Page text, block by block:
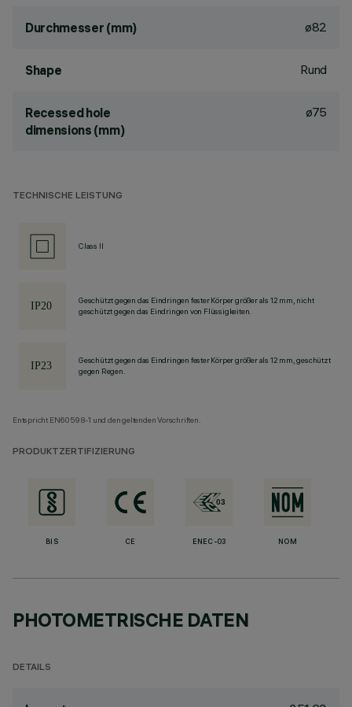
Durchmesser (mm) ø82
Shape Rund
Recessed hole
dimensions (mm)
ø75
TECHNISCHE LEISTUNG
Class II
Geschützt gegen das Eindringen fester Körper größer als 12 mm, nicht
geschützt gegen das Eindringen von Flüssigkeiten.
Geschützt gegen das Eindringen fester Körper größer als 12 mm, geschützt
gegen Regen.
Entspricht EN60598-1 und den geltenden Vorschriften.
PRODUKTZERTIFIZIERUNG
BIS CE ENEC-03 NOM
PHOTOMETRISCHE DATEN
DETAILS